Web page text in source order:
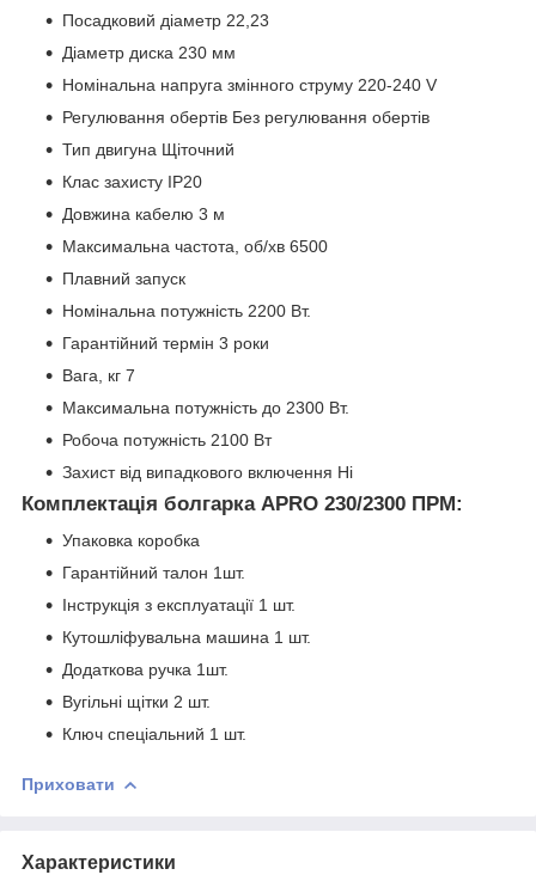
Посадковий діаметр 22,23
Діаметр диска 230 мм
Номінальна напруга змінного струму 220-240 V
Регулювання обертів Без регулювання обертів
Тип двигуна Щіточний
Клас захисту IP20
Довжина кабелю 3 м
Максимальна частота, об/хв 6500
Плавний запуск
Номінальна потужність 2200 Вт.
Гарантійний термін 3 роки
Вага, кг 7
Максимальна потужність до 2300 Вт.
Робоча потужність 2100 Вт
Захист від випадкового включення Ні
Комплектація болгарка APRO 230/2300 ПРМ:
Упаковка коробка
Гарантійний талон 1шт.
Інструкція з експлуатації 1 шт.
Кутошліфувальна машина 1 шт.
Додаткова ручка 1шт.
Вугільні щітки 2 шт.
Ключ спеціальний 1 шт.
Приховати
Характеристики